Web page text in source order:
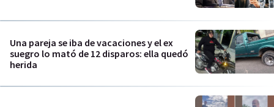
Una pareja se iba de vacaciones y el ex
suegro lo mató de 12 disparos: ella quedó
herida